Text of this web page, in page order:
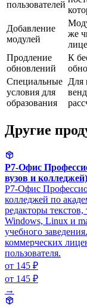
пользователей
Добавление
модулей
же
Продление
обновлений
К
Специальные
условия для
образования
Для
Другие
Р7-Офис
вузов и колледжей)
Р7-Офис
колледжей по
редакторы
Windows, Linux и
учебного
коммерческих
пользователя.
от 145 ₽
от 145 ₽
→